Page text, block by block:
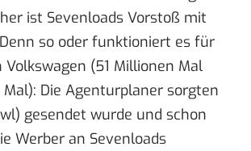
ist Sevenloads Vorstoß mit
so oder funktioniert es für
Volkswagen (51 Millionen Mal
Mal): Die Agenturplaner sorgten
gesendet wurde und schon
Werber an Sevenloads